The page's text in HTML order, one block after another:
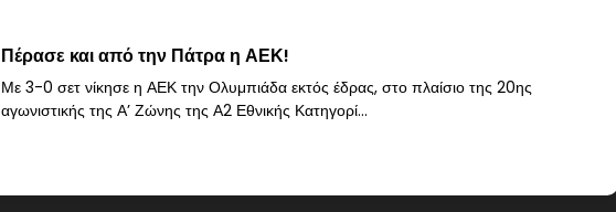
Πέρασε και από την Πάτρα η ΑΕΚ!
Με 3-0 σετ νίκησε η ΑΕΚ την Ολυμπιάδα εκτός έδρας, στο πλαίσιο της 20ης
αγωνιστικής της Α’ Ζώνης της Α2 Εθνικής Κατηγορί...